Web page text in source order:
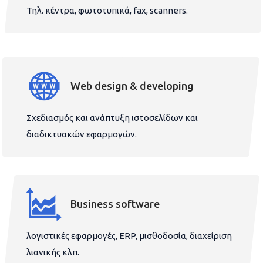
Τηλ. κέντρα, φωτοτυπικά, fax, scanners.
Web design & developing
Σχεδιασμός και ανάπτυξη ιστοσελίδων και
διαδικτυακών εφαρμογών.
Business software
λογιστικές εφαρμογές, ERP, μισθοδοσία, διαχείριση
λιανικής κλπ.